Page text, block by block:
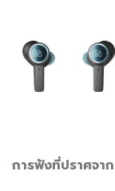
การฟังที่ปราศจา